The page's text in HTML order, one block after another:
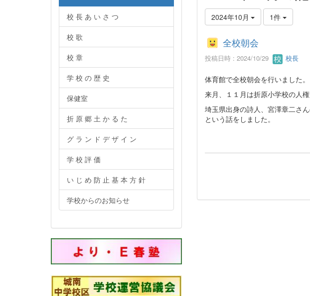
2024年10月 1件
全校朝会
投稿日時 : 2024/10/29 校長
体育館で全校朝会を行いました。
来月、１１月は折原小学校の人権
埼玉県出身の詩人、宮澤章二さ
という話をしました。
校 長 あ い さ つ
校 歌
校 章
学 校 の 歴 史
保健室
折 原 郷 土 か る た
グ ラ ン ド デ ザ イ ン
学 校 評 価
い じ め 防 止 基 本 方 針
学校からのお知らせ